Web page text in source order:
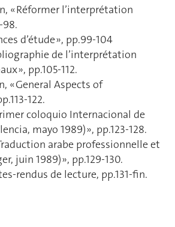
« Réformer l’interprétation
98.
d’étude », pp.99-104
de l’interprétation
», pp.105-112.
« General Aspects of
122.
coloquio Internacional de
mayo 1989) », pp.123-128.
arabe professionnelle et
juin 1989) », pp.129-130.
rendus de lecture, pp.131-fin.